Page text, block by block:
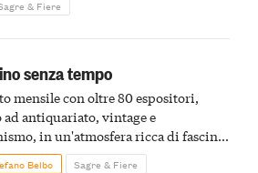
& Fiere
senza tempo
mensile con oltre 80 espositori,
ad antiquariato, vintage e
in un'atmosfera ricca di fascino
Belbo Sagre & Fiere